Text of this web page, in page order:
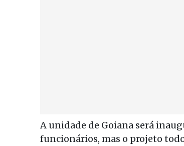
A unidade de Goiana será
funcionários, mas o projeto